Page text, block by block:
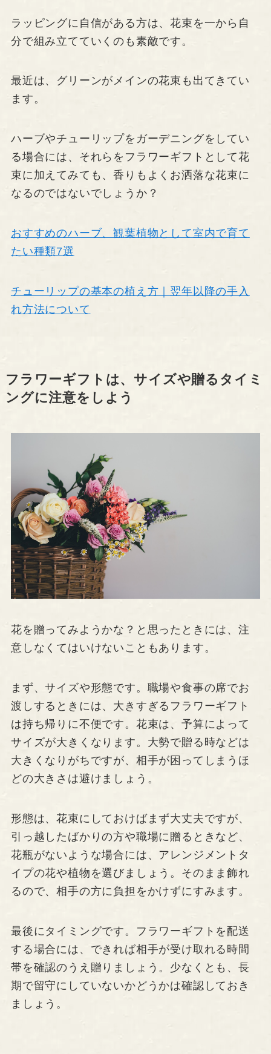
ラッピングに自信がある方は、花束を一から自
分で組み立てていくのも素敵です。
最近は、グリーンがメインの花束も出てきてい
ます。
ハーブやチューリップをガーデニングをしてい
る場合には、それらをフラワーギフトとして花
束に加えてみても、香りもよくお洒落な花束に
なるのではないでしょうか？
おすすめのハーブ、観葉植物として室内で育て
たい種類7選
チューリップの基本の植え方｜翌年以降の手入
れ方法について
フラワーギフトは、サイズや贈るタイミ
ングに注意をしよう
花を贈ってみようかな？と思ったときには、注
意しなくてはいけないこともあります。
まず、サイズや形態です。職場や食事の席でお
渡しするときには、大きすぎるフラワーギフト
は持ち帰りに不便です。花束は、予算によって
サイズが大きくなります。大勢で贈る時などは
大きくなりがちですが、相手が困ってしまうほ
どの大きさは避けましょう。
形態は、花束にしておけばまず大丈夫ですが、
引っ越したばかりの方や職場に贈るときなど、
花瓶がないような場合には、アレンジメントタ
イプの花や植物を選びましょう。そのまま飾れ
るので、相手の方に負担をかけずにすみます。
最後にタイミングです。フラワーギフトを配送
する場合には、できれば相手が受け取れる時間
帯を確認のうえ贈りましょう。少なくとも、長
期で留守にしていないかどうかは確認しておき
ましょう。